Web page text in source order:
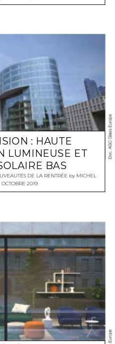
: HAUTE
LUMINEUSE ET
BAS
DE LA RENTRÉE by MICHEL
OCTOBRE 2019